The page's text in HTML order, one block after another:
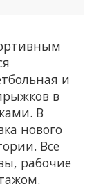
и
в
В
нового
Все
рабочие